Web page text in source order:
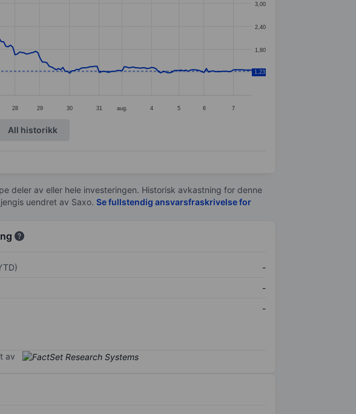
28 29 30 31 aug. 4 5 6 7
1,20
1,80
2,40
3,00
1,23
All historikk
deler av eller hele investeringen. Historisk avkastning for denne
uendret av Saxo. Se fullstendig ansvarsfraskrivelse for
-
-
-
av